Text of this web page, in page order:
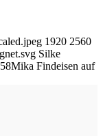
1920 2560
Silke
Mika Findeisen auf